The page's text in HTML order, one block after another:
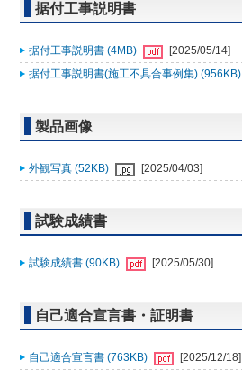
据付工事説明書
据付工事説明書 (4MB)
[2025/05/14]
据付工事説明書(施工不具合事例集) (956KB)
製品画像
外観写真 (52KB) [2025/04/03]
試験成績書
試験成績書 (90KB) [2025/05/30]
自己適合宣言書・証明書
自己適合宣言書 (763KB) [2025/12/18]